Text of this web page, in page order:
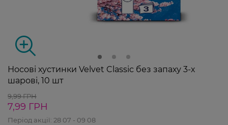
Носові хустинки Velvet Classic без запаху 3-х
шарові, 10 шт
9,99 ГРН
7,99 ГРН
Період акції: 28 07 - 09 08